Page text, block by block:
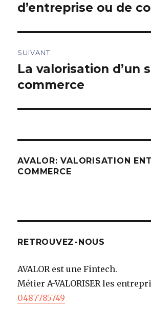
l’article
précédent :
d’entreprise ou de
SUIVANT
Article
suivant :
La valorisation d’un
commerce
AVALOR: VALORISATION
COMMERCE
RETROUVEZ-NOUS
AVALOR est une Fintech.
Métier A-VALORISER les
0487785749